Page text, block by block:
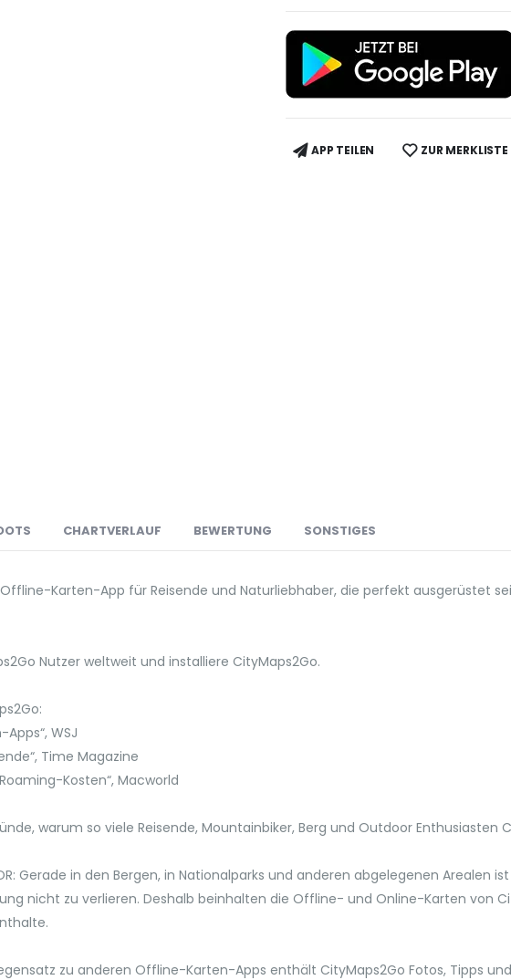
APP TEILEN ZUR
CHARTVERLAUF BEWERTUNG SONSTIGES
Karten-App für Reisende und Naturliebhaber, die perfekt ausgerüstet
Nutzer weltweit und installiere CityMaps2Go.
WSJ
Time Magazine
Kosten“, Macworld
warum so viele Reisende, Mountainbiker, Berg und Outdoor Enthusiasten
Gerade in den Bergen, in Nationalparks und anderen abgelegenen
nicht zu verlieren. Deshalb beinhalten die Offline- und Online-Karten von
Gegensatz zu anderen Offline-Karten-Apps enthält CityMaps2Go Fotos, Tipps